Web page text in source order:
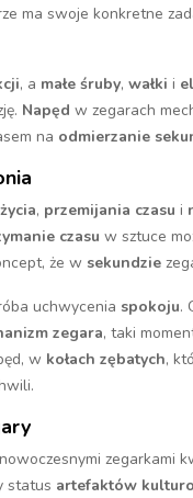
ma swoje konkretne
, a małe śruby, wałki i
Napęd w zegarach
na odmierzanie
, przemijania czasu i
czasu w sztuce
że w sekundzie
uchwycenia spokoju.
zegara, taki
w kołach zębatych,
zegarkami
status artefaktów